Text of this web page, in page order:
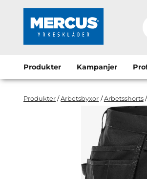
Produkter Kampanjer
Produkter / Arbetsbyxor / Arbetsshorts /